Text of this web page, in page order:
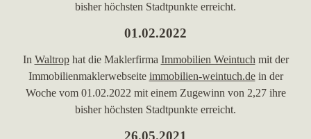
bisher höchsten Stadtpunkte erreicht.
01.02.2022
In Waltrophat die Maklerfirma Immobilien Weintuch mit der
Immobilienmaklerwebseite immobilien-weintuch.dein der
Woche vom 01.02.2022 mit einem Zugewinn von 2,27 ihre
bisher höchsten Stadtpunkte erreicht.
26.05.2021